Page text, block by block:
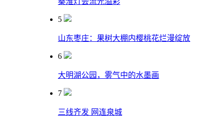
5
山东枣庄：果树大棚内樱桃花烂漫绽放
6
大明湖公园，雾气中的水墨画
7
三线齐发 网连泉城